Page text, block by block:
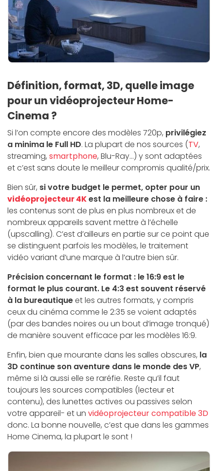
Définition, format, 3D, quelle image
pour un vidéoprojecteur Home-
Cinema ?
Si l’on compte encore des modèles 720p, privilégiez
a minima le Full HD. La plupart de nos sources (TV,
streaming, smartphone, Blu-Ray…) y sont adaptées
et c’est sans doute le meilleur compromis qualité/prix.
Bien sûr, si votre budget le permet, opter pour un
vidéoprojecteur 4Kest la meilleure chose à faire :
les contenus sont de plus en plus nombreux et de
nombreux appareils savent mettre à l’échelle
(upscalling). C’est d’ailleurs en partie sur ce point que
se distinguent parfois les modèles, le traitement
vidéo variant d’une marque à l’autre bien sûr.
Précision concernant le format : le 16:9 est le
format le plus courant. Le 4:3 est souvent réservé
à la bureautiqueet les autres formats, y compris
ceux du cinéma comme le 2:35 se voient adaptés
(par des bandes noires ou un bout d’image tronqué)
de manière souvent efficace par les modèles 16:9.
Enfin, bien que mourante dans les salles obscures, la
3D continue son aventure dans le monde des VP,
même si là aussi elle se raréfie. Reste qu’il faut
toujours les sources compatibles (lecteur et
contenu), des lunettes actives ou passives selon
votre appareil- et un vidéoprojecteur compatible 3D
donc. La bonne nouvelle, c’est que dans les gammes
Home Cinema, la plupart le sont !